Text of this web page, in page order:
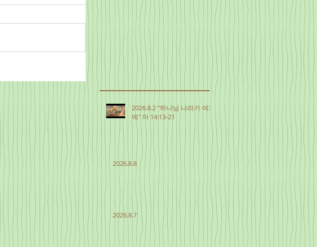
2026.8.2 "하나님 나라가 여기
에" 마 14:13-21
2026.8.8
2026.8.7